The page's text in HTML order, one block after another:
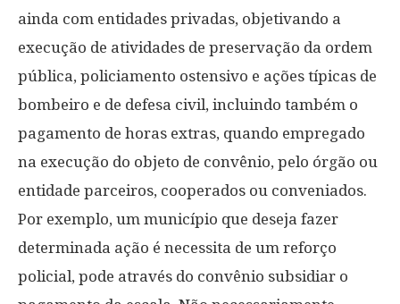
ainda com entidades privadas, objetivando a
execução de atividades de preservação da ordem
pública, policiamento ostensivo e ações típicas de
bombeiro e de defesa civil, incluindo também o
pagamento de horas extras, quando empregado
na execução do objeto de convênio, pelo órgão ou
entidade parceiros, cooperados ou conveniados.
Por exemplo, um município que deseja fazer
determinada ação é necessita de um reforço
policial, pode através do convênio subsidiar o